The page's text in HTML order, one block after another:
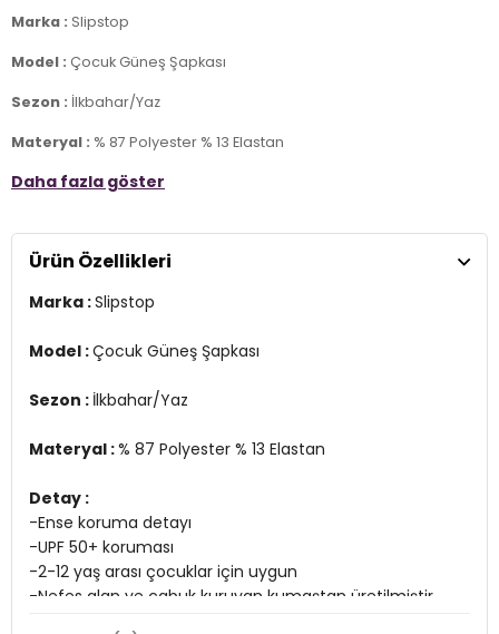
Marka : Slipstop
Model : Çocuk Güneş Şapkası
Sezon : İlkbahar/Yaz
Materyal : % 87 Polyester % 13 Elastan
Detay :
-2-12 yaş arası çocuklar için uygun
-Nefes alan ve çabuk kuruyan kumaştan üretilmiştir
Daha fazla göster
Ürün Özellikleri
Marka :Slipstop
Model :Çocuk Güneş Şapkası
Sezon : İlkbahar/Yaz
Materyal :% 87 Polyester % 13 Elastan
Detay :
-Ense koruma detayı
-UPF 50+ koruması
-2-12 yaş arası çocuklar için uygun
-Nefes alan ve çabuk kuruyan kumaştan üretilmiştir